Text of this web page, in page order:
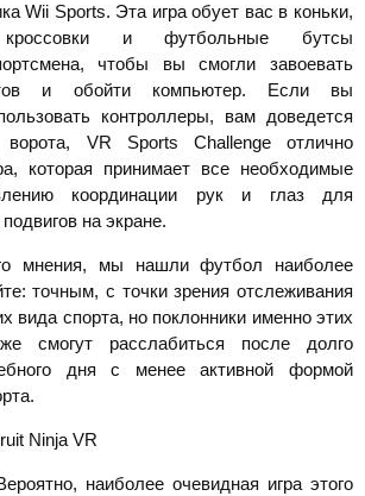
Wii Sports. Эта игра обует вас в коньки,
кроссовки и футбольные бутсы
чтобы вы смогли завоевать
и обойти компьютер. Если вы
контроллеры, вам доведется
VR Sports Challenge отлично
которая принимает все необходимые
координации рук и глаз для
на экране.
мнения, мы нашли футбол наиболее
точным, с точки зрения отслеживания
вида спорта, но поклонники именно этих
смогут расслабиться после долго
дня с менее активной формой
наиболее очевидная игра этого